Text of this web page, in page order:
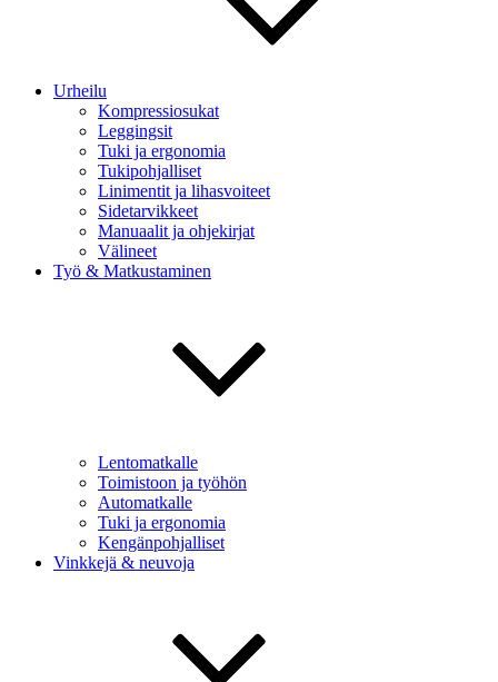
Urheilu
Kompressiosukat
Leggingsit
Tuki ja ergonomia
Tukipohjalliset
Linimentit ja lihasvoiteet
Sidetarvikkeet
Manuaalit ja ohjekirjat
Välineet
Työ & Matkustaminen
Lentomatkalle
Toimistoon ja työhön
Automatkalle
Tuki ja ergonomia
Kengänpohjalliset
Vinkkejä & neuvoja